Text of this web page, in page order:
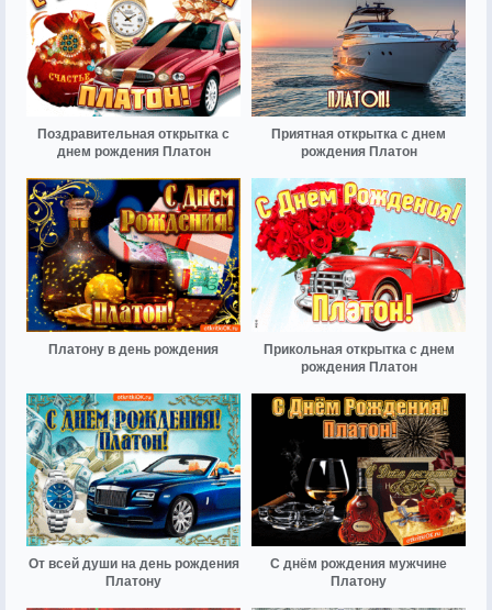
Поздравительная открытка с
днем рождения Платон
Приятная открытка с днем
рождения Платон
Платону в день рождения
Прикольная открытка с днем
рождения Платон
От всей души на день рождения
Платону
С днём рождения мужчине
Платону